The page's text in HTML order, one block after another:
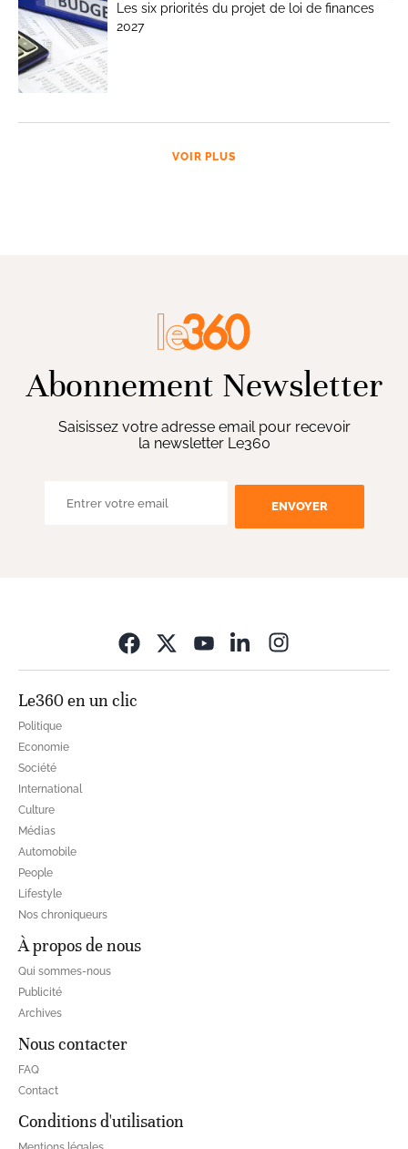
Les six priorités du projet de loi de finances
2027
VOIR PLUS
Abonnement Newsletter
Saisissez votre adresse email pour recevoir
la newsletter Le360
ENVOYER
Le360 en un clic
Politique
Economie
Société
International
Culture
Médias
Automobile
People
Lifestyle
Nos chroniqueurs
À propos de nous
Qui sommes-nous
Publicité
Archives
Nous contacter
FAQ
Contact
Conditions d'utilisation